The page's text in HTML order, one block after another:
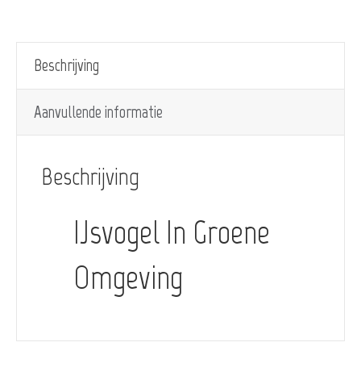
Beschrijving
Aanvullende informatie
Beschrijving
IJsvogel In Groene
Omgeving